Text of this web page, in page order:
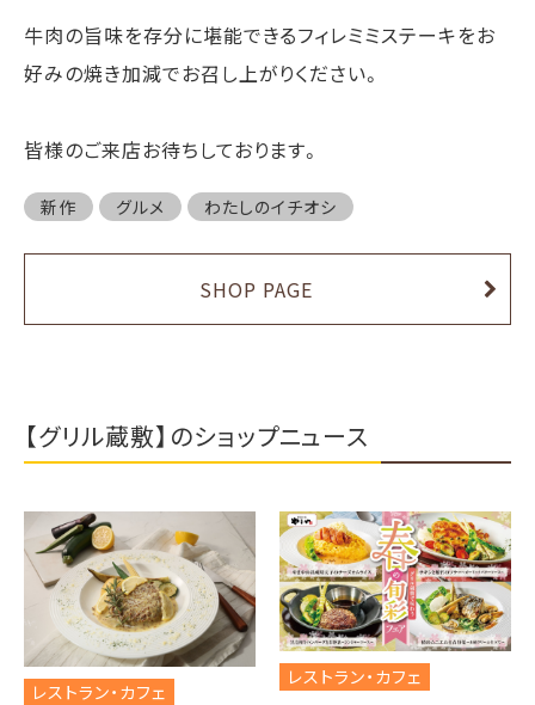
牛肉の旨味を存分に堪能できるフィレミミステーキをお
好みの焼き加減でお召し上がりください。
皆様のご来店お待ちしております。
新作 グルメ わたしのイチオシ
SHOP PAGE
【グリル蔵敷】のショップニュース
レストラン・カフェ
レストラン・カフェ